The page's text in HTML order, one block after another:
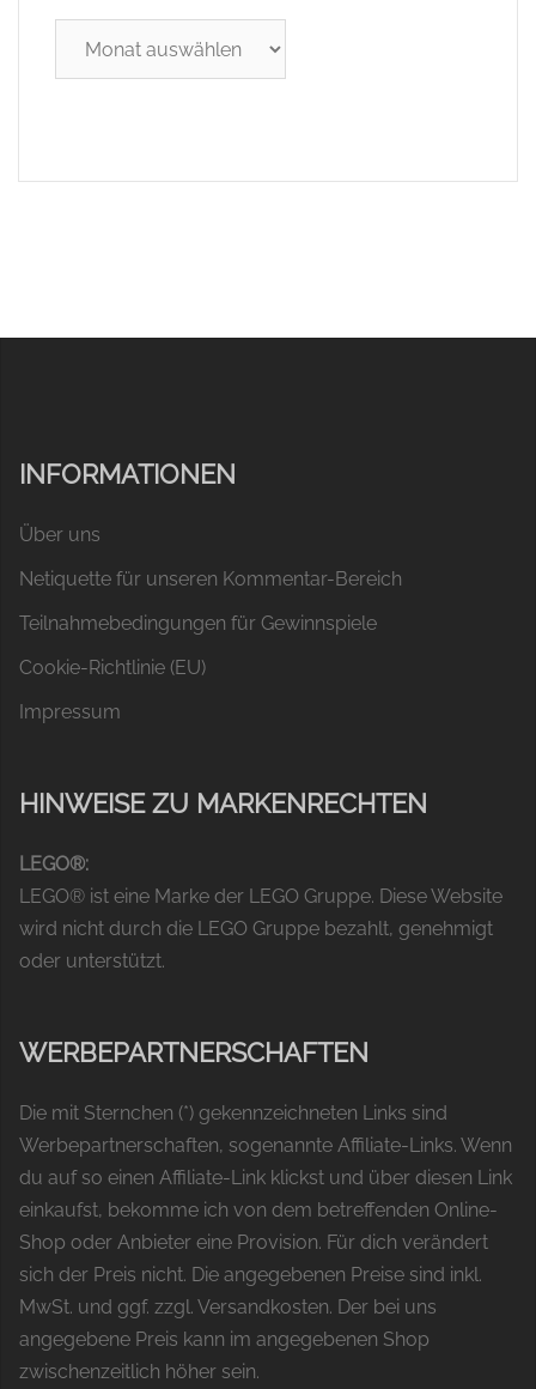
INFORMATIONEN
Über uns
Netiquette für unseren Kommentar-Bereich
Teilnahmebedingungen für Gewinnspiele
Cookie-Richtlinie (EU)
Impressum
HINWEISE ZU MARKENRECHTEN
LEGO®:
LEGO® ist eine Marke der LEGO Gruppe. Diese Website
wird nicht durch die LEGO Gruppe bezahlt, genehmigt
oder unterstützt.
WERBEPARTNERSCHAFTEN
Die mit Sternchen (*) gekennzeichneten Links sind
Werbepartnerschaften, sogenannte Affiliate-Links. Wenn
du auf so einen Affiliate-Link klickst und über diesen Link
einkaufst, bekomme ich von dem betreffenden Online-
Shop oder Anbieter eine Provision. Für dich verändert
sich der Preis nicht. Die angegebenen Preise sind inkl.
MwSt. und ggf. zzgl. Versandkosten. Der bei uns
angegebene Preis kann im angegebenen Shop
zwischenzeitlich höher sein.